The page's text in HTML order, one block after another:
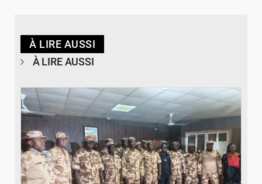
À LIRE AUSSI
À LIRE AUSSI